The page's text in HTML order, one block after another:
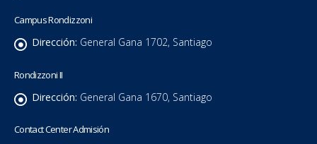
Campus Rondizzoni
Dirección: General Gana 1702, Santiago
Rondizzoni II
Dirección: General Gana 1670, Santiago
Contact Center Admisión